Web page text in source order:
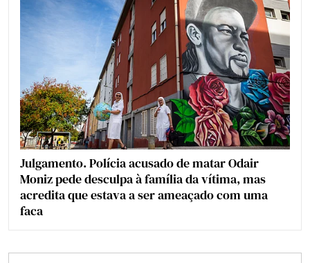
Julgamento. Polícia acusado de matar Odair
Moniz pede desculpa à família da vítima, mas
acredita que estava a ser ameaçado com uma
faca